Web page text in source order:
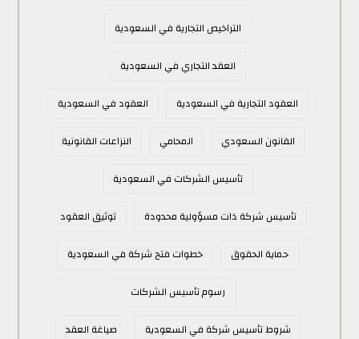
التراخيص التجارية في السعودية
العقد التجاري في السعودية
العقود التجارية في السعودية العقود في السعودية
القانون السعودي المحامي النزاعات القانونية
تأسيس الشركات في السعودية
تأسيس شركة ذات مسؤولية محدودة توثيق العقود
حماية الحقوق خطوات فتح شركة في السعودية
رسوم تأسيس الشركات
شروط تأسيس شركة في السعودية صياغة العقد